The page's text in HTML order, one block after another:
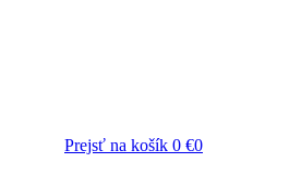
Prejsť na košík 0 €0